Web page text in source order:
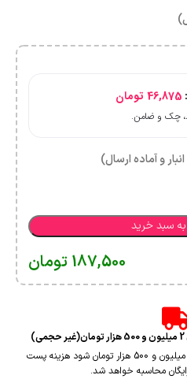
46,875 تومان
و آماده ارسال)
سبد خرید
187,500 تومان
چنانچه جمع سبد خرید شما بالای 2 میلیون و 500 هزار تومان شود هزینه پست
محاسبه خواهد شد.